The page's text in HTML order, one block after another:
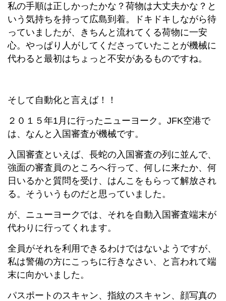
私の手順は正しかったかな？荷物は大丈夫かな？と
いう気持ちを持って広島到着。ドキドキしながら待
っていましたが、きちんと流れてくる荷物に一安
心。やっぱり人がしてくださっていたことが機械に
代わると最初はちょっと不安があるものですね。
そして自動化と言えば！！
２０１５年1月に行ったニューヨーク。JFK空港で
は、なんと入国審査が機械です。
入国審査といえば、長蛇の入国審査の列に並んで、
強面の審査員のところへ行って、何しに来たか、何
日いるかと質問を受け、はんこをもらって解放され
る。そういうものだと思っていました。
が、ニューヨークでは、それを自動入国審査端末が
代わりに行ってくれます。
全員がそれを利用できるわけではないようですが、
私は警備の方にこっちに行きなさい、と言われて端
末に向かいました。
パスポートのスキャン、指紋のスキャン、顔写真の